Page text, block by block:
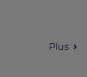
Plus